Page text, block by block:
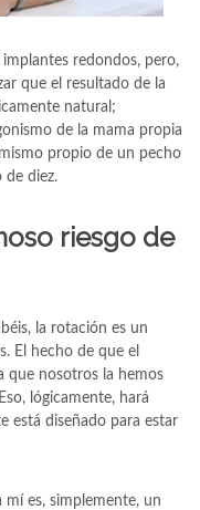
redondos, pero,
que el resultado de la
natural;
de la mama propia
propio de un pecho
de diez.
riesgo de
la rotación es un
El hecho de que el
que nosotros la hemos
lógicamente, hará
está diseñado para estar
es, simplemente, un